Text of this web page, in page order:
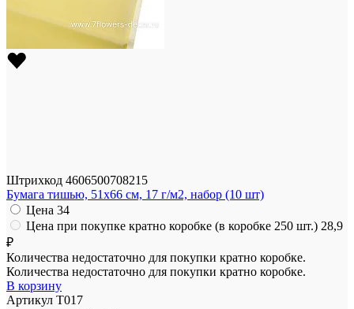
Штрихкод 4606500708215
Бумага тишью, 51x66 см, 17 г/м2, набор (10 шт)
Цена 34
Цена при покупке кратно коробке (в коробке 250 шт.) 28,9
₽
Количества недостаточно для покупки кратно коробке.
Количества недостаточно для покупки кратно коробке.
В корзину
Артикул T017